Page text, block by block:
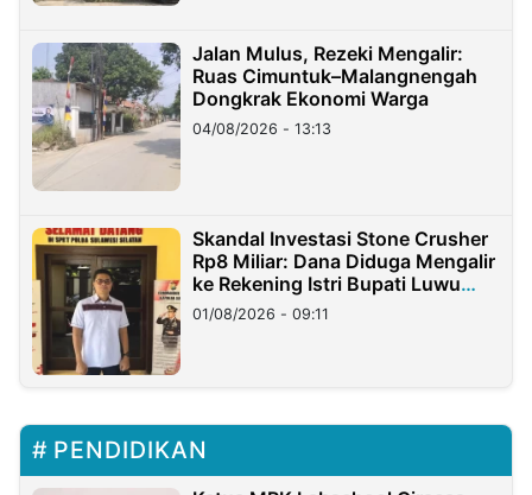
Jalan Mulus, Rezeki Mengalir:
Ruas Cimuntuk–Malangnengah
Dongkrak Ekonomi Warga
04/08/2026 - 13:13
Skandal Investasi Stone Crusher
Rp8 Miliar: Dana Diduga Mengalir
ke Rekening Istri Bupati Luwu
Timur
01/08/2026 - 09:11
PENDIDIKAN